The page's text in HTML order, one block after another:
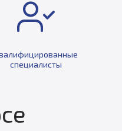
специалисты